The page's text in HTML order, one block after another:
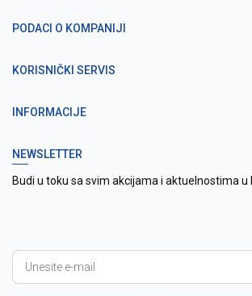
PODACI O KOMPANIJI
KORISNIČKI SERVIS
INFORMACIJE
NEWSLETTER
Budi u toku sa svim akcijama i aktuelnostima u